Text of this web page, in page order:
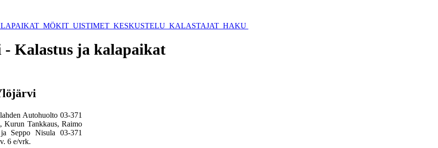
MÖKIT UISTIMET KESKUSTELU KALASTAJAT HAKU
Kalastus ja kalapaikat
Autohuolto 03-371
Kurun Tankkaus, Raimo
Seppo Nisula 03-371
6 e/vrk.